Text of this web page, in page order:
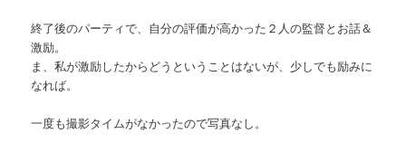
終了後のパーティで、自分の評価が高かった２人の監督とお話＆
激励。
ま、私が激励したからどうということはないが、少しでも励みに
なれば。
一度も撮影タイムがなかったので写真なし。